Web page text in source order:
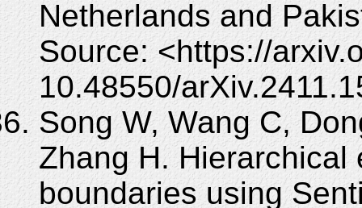
Netherlands and
Source: <https://
10.48550/
Song W, Wang C,
Zhang H.
boundaries using